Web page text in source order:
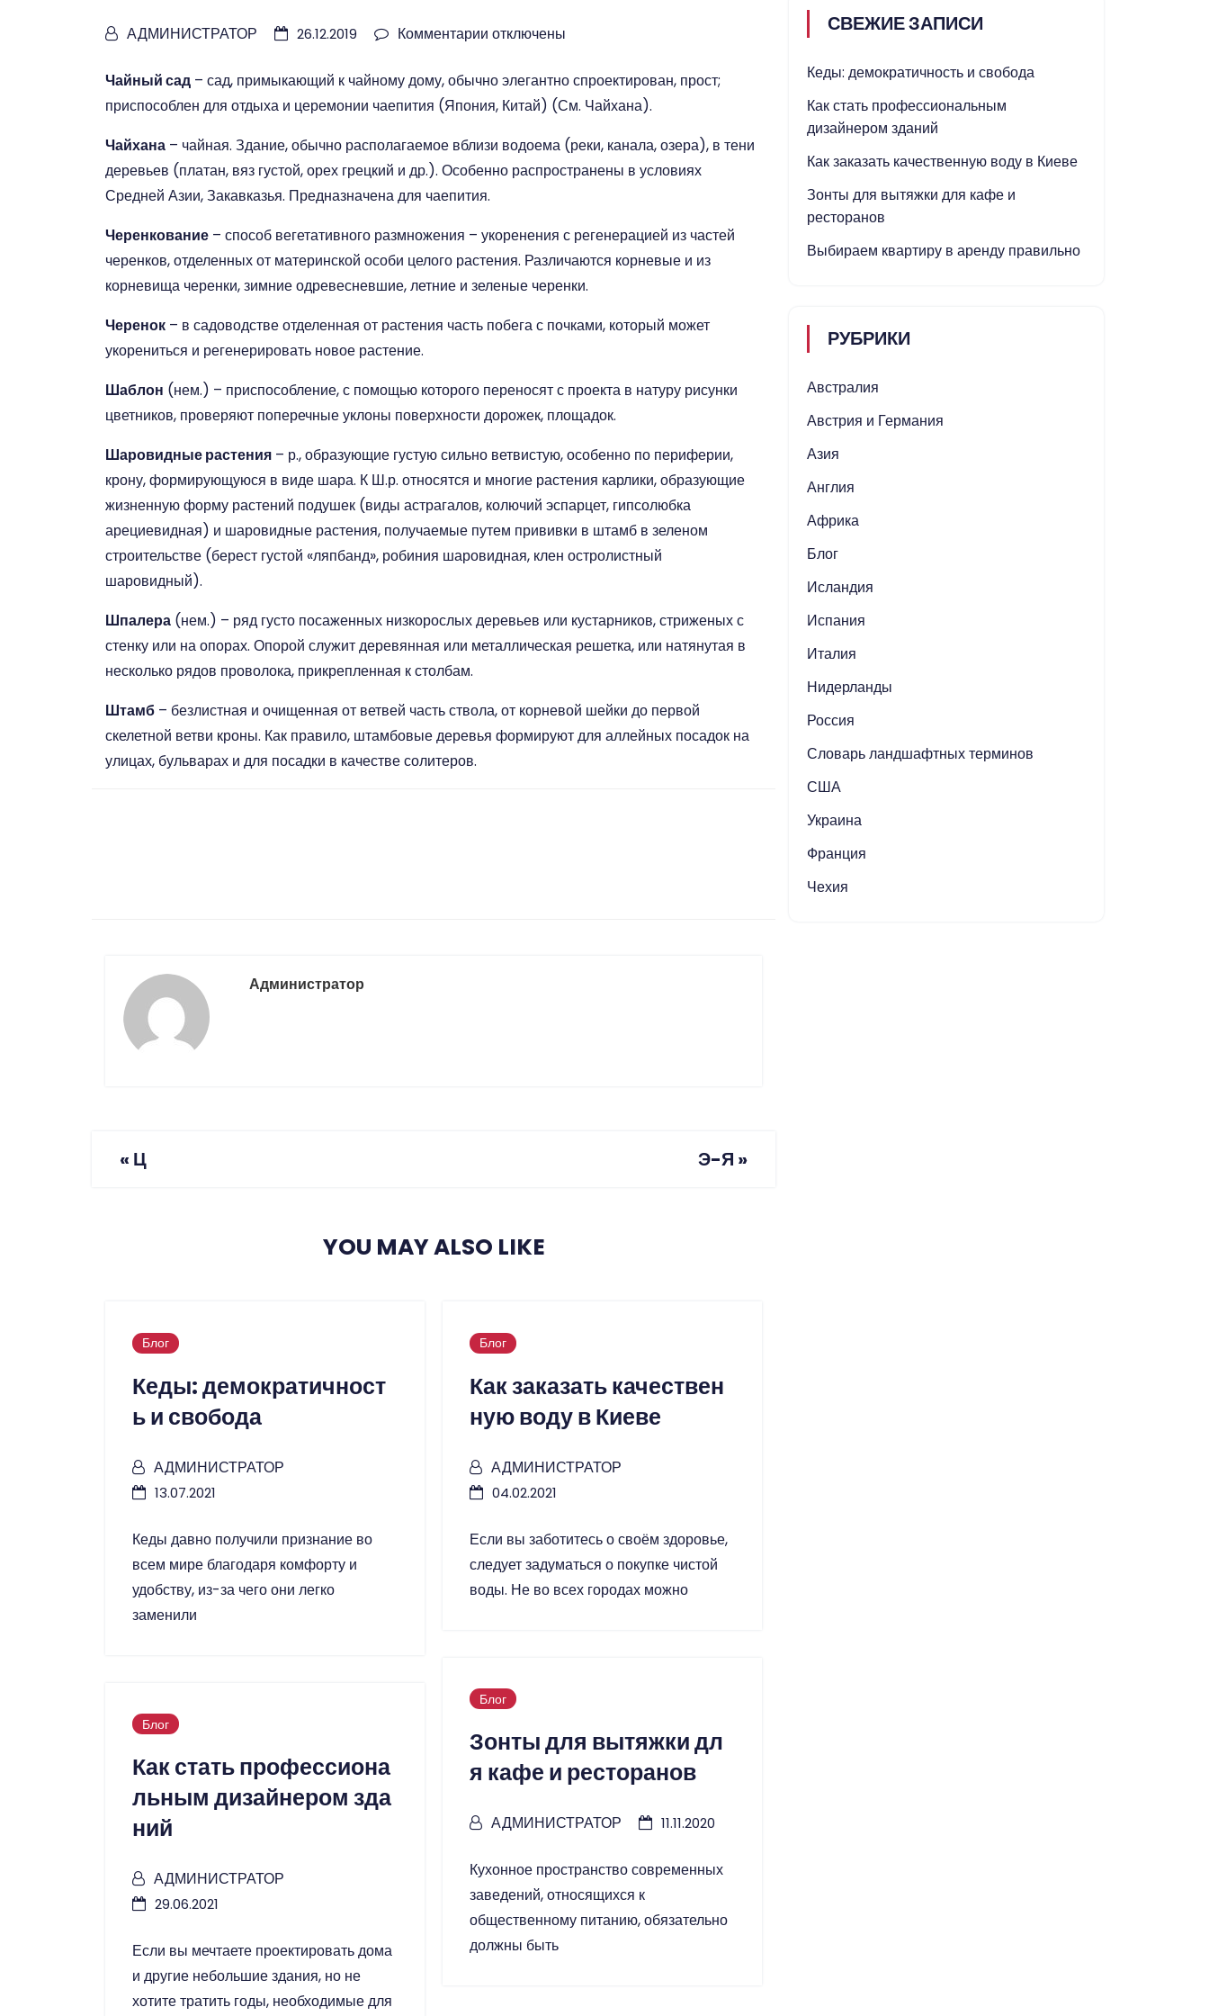
АДМИНИСТРАТОР 26.12.2019 Комментарии к
Ч-
Ш
отключены
Чайный сад – сад, примыкающий к чайному дому, обычно элегантно спроектирован, прост;
приспособлен для отдыха и церемонии чаепития (Япония, Китай) (См. Чайхана).
Чайхана – чайная. Здание, обычно располагаемое вблизи водоема (реки, канала, озера), в тени
деревьев (платан, вяз густой, орех грецкий и др.). Особенно распространены в условиях
Средней Азии, Закавказья. Предназначена для чаепития.
Черенкование – способ вегетативного размножения – укоренения с регенерацией из частей
черенков, отделенных от материнской особи целого растения. Различаются корневые и из
корневища черенки, зимние одревесневшие, летние и зеленые черенки.
Черенок – в садоводстве отделенная от растения часть побега с почками, который может
укорениться и регенерировать новое растение.
Шаблон (нем.) – приспособление, с помощью которого переносят с проекта в натуру рисунки
цветников, проверяют поперечные уклоны поверхности дорожек, площадок.
Шаровидные растения – р., образующие густую сильно ветвистую, особенно по периферии,
крону, формирующуюся в виде шара. К Ш.р. относятся и многие растения карлики, образующие
жизненную форму растений подушек (виды астрагалов, колючий эспарцет, гипсолюбка
арециевидная) и шаровидные растения, получаемые путем прививки в штамб в зеленом
строительстве (берест густой «ляпбанд», робиния шаровидная, клен остролистный
шаровидный).
Шпалера (нем.) – ряд густо посаженных низкорослых деревьев или кустарников, стриженых с
стенку или на опорах. Опорой служит деревянная или металлическая решетка, или натянутая в
несколько рядов проволока, прикрепленная к столбам.
Штамб – безлистная и очищенная от ветвей часть ствола, от корневой шейки до первой
скелетной ветви кроны. Как правило, штамбовые деревья формируют для аллейных посадок на
улицах, бульварах и для посадки в качестве солитеров.
Администратор
« Ц Э-Я »
YOU MAY ALSO LIKE
Блог
Кеды: демократичност
ь и свобода
АДМИНИСТРАТОР
13.07.2021
Кеды давно получили признание во
всем мире благодаря комфорту и
удобству, из-за чего они легко
заменили
Блог
Как стать профессиона
льным дизайнером зда
ний
АДМИНИСТРАТОР
29.06.2021
Если вы мечтаете проектировать дома
и другие небольшие здания, но не
хотите тратить годы, необходимые для
Блог
Как заказать качествен
ную воду в Киеве
АДМИНИСТРАТОР
04.02.2021
Если вы заботитесь о своём здоровье,
следует задуматься о покупке чистой
воды. Не во всех городах можно
Блог
Зонты для вытяжки дл
я кафе и ресторанов
АДМИНИСТРАТОР 11.11.2020
Кухонное пространство современных
заведений, относящихся к
общественному питанию, обязательно
должны быть
СВЕЖИЕ ЗАПИСИ
Кеды: демократичность и свобода
Как стать профессиональным
дизайнером зданий
Как заказать качественную воду в Киеве
Зонты для вытяжки для кафе и
ресторанов
Выбираем квартиру в аренду правильно
РУБРИКИ
Австралия
Австрия и Германия
Азия
Англия
Африка
Блог
Исландия
Испания
Италия
Нидерланды
Россия
Словарь ландшафтных терминов
США
Украина
Франция
Чехия